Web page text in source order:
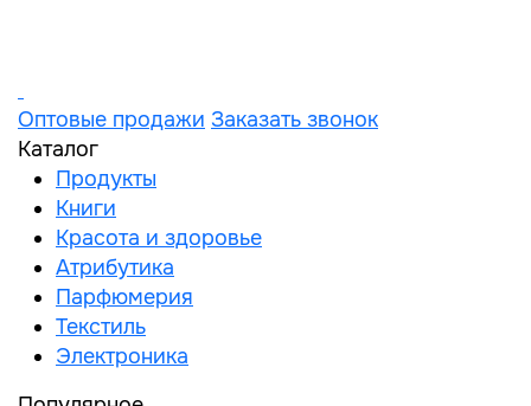
Оптовые продажи Заказать звонок
Каталог
Продукты
Книги
Красота и здоровье
Атрибутика
Парфюмерия
Текстиль
Электроника